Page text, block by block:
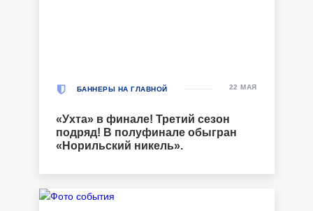
БАННЕРЫ НА ГЛАВНОЙ
«Ухта» в финале! Третий сезон
подряд! В полуфинале обыгран
«Норильский никель».
22 МАЯ